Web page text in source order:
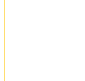
Комплект
Оплата и